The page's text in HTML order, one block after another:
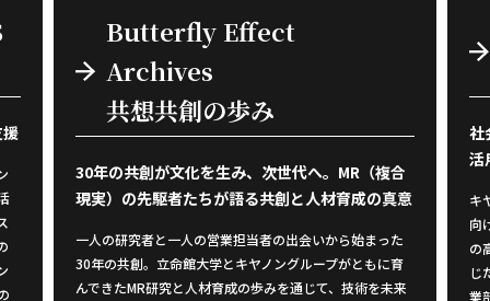
Message From Us
私たちの想い
社会課題に対応した共通基盤の提供とデータの利
活用で業務変革を実現
キヤノンITソリューションズは、物流業、小売/卸売業に
の高度化や社会課題への対応、AIやデータの利活用を通
じた新たな価値の創出に向けて、流通ソリューション事
業部を担当する上席執行役員の深井伸比古が、業界にお
生
ビ
果
務
術
用